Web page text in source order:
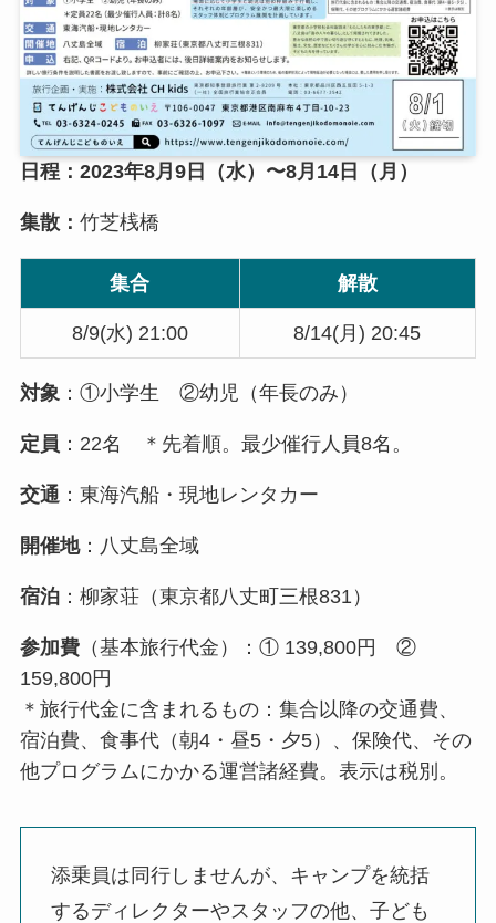
日程：2023年8⽉9⽇（水）〜8⽉14⽇（月）
集散： 竹芝桟橋
集合 解散
8/9(水) 21:00 8/14(月) 20:45
対象：①小学生 ②幼児（年長のみ）
定員 ：22名 ＊先着順。最少催行人員8名。
交通：東海汽船・現地レンタカー
開催地：八丈島全域
宿泊：柳家荘（東京都八丈町三根831）
参加費（基本旅行代金）：① 139,800円 ②
159,800円
＊旅行代金に含まれるもの：集合以降の交通費、
宿泊費、食事代（朝4・昼5・夕5）、保険代、その
他プログラムにかかる運営諸経費。表示は税別。
添乗員は同行しませんが、キャンプを統括
するディレクターやスタッフの他、子ども